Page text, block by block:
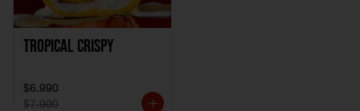
Tropical crispy
$6.990
$7.990